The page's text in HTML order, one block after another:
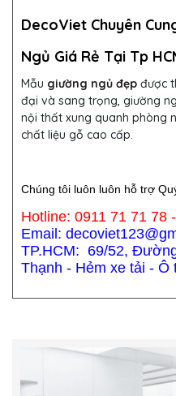
DecoViet Chuyên
Ngủ Giá Rẻ Tại Tp
Mẫu giường ngủ đẹp được
đại và sang trọng, giường
nội thất xung quanh phòng
chất liệu gỗ cao cấp.
Chúng tôi luôn luôn hỗ trợ
Hotline: 0911 71 71 78
Email:
TP.HCM: 69/52,
Thạnh - Hẻm xe tải - Ô